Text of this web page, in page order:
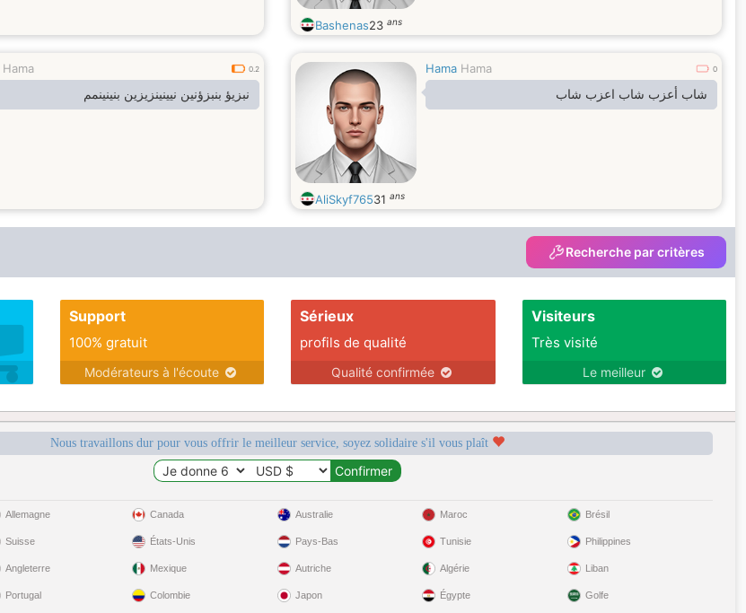
Bashenas23 ans
Hama 0.2
نبزيؤ بنبزؤنين نيينينزيزين بنينينمم
Hama Hama 0
شاب أعزب شاب اعزب شاب
AliSkyf76531 ans
Recherche par critères
Support
100% gratuit
Modérateurs à l'écoute
Sérieux
profils de qualité
Qualité confirmée
Visiteurs
Très visité
Le meilleur
Nous travaillons dur pour vous offrir le meilleur service, soyez solidaire s'il vous plaît
Allemagne
Suisse
Angleterre
Portugal
Canada
États-Unis
Mexique
Colombie
Australie
Pays-Bas
Autriche
Japon
Maroc
Tunisie
Algérie
Égypte
Brésil
Philippines
Liban
Golfe